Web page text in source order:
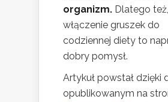
organizm. Dlatego też,
włączenie gruszek do
codziennej diety to
dobry pomysł.
Artykuł powstał dzięki
opublikowanym na